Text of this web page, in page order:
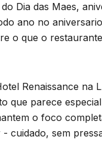
Dia das Maes,
ano no
o que o
Renaissance na
que parece
o foco
cuidado, sem